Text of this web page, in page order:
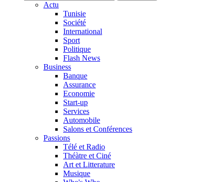
Actu
Tunisie
Société
International
Sport
Politique
Flash News
Business
Banque
Assurance
Economie
Start-up
Services
Automobile
Salons et Conférences
Passions
Télé et Radio
Théàtre et Ciné
Art et Litterature
Musique